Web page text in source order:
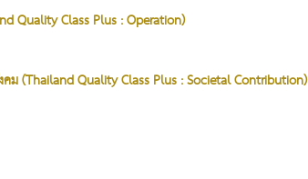
Quality Class Plus : Operation)
คม (Thailand Quality Class Plus : Societal Contribution)